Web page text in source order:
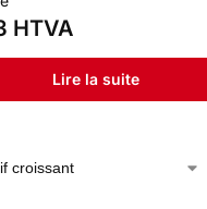
HTVA
Lire la suite